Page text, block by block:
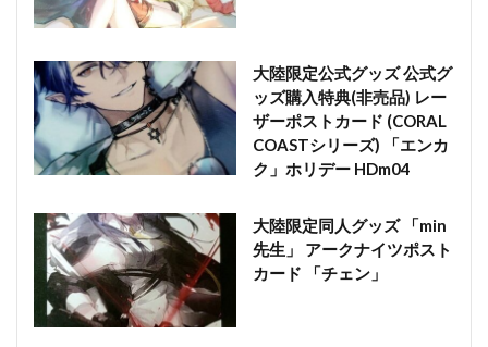
大陸限定公式グッズ 公式グ
ッズ購入特典(非売品) レー
ザーポストカード (CORAL
COASTシリーズ) 「エンカ
ク」ホリデー HDm04
大陸限定同人グッズ 「min
先生」 アークナイツポスト
カード 「チェン」